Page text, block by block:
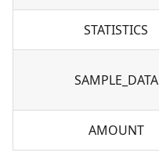
STATISTICS
SAMPLE_DATA
AMOUNT